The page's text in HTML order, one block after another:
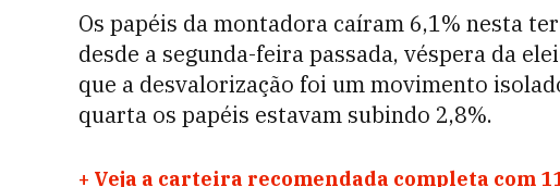
Os papéis da montadora caíram 6,1% nesta
desde a segunda-feira passada, véspera da
que a desvalorização foi um movimento
quarta os papéis estavam subindo 2,8%.
+ Veja a carteira recomendada completa com